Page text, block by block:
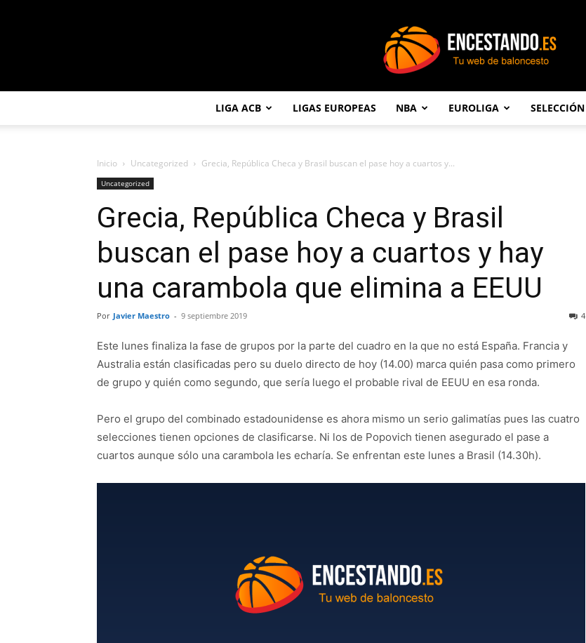
LIGA ACB LIGAS EUROPEAS NBA EUROLIGA SELECCIÓN
Inicio Uncategorized Grecia, República Checa y Brasil buscan el pase hoy a cuartos y...
Uncategorized
Grecia, República Checa y Brasil
buscan el pase hoy a cuartos y hay
una carambola que elimina a EEUU
Por Javier Maestro - 9 septiembre 2019 4
Este lunes finaliza la fase de grupos por la parte del cuadro en la que no está España. Francia y
Australia están clasificadas pero su duelo directo de hoy (14.00) marca quién pasa como primero
de grupo y quién como segundo, que sería luego el probable rival de EEUU en esa ronda.
Pero el grupo del combinado estadounidense es ahora mismo un serio galimatías pues las cuatro
selecciones tienen opciones de clasificarse. Ni los de Popovich tienen asegurado el pase a
cuartos aunque sólo una carambola les echaría. Se enfrentan este lunes a Brasil (14.30h).